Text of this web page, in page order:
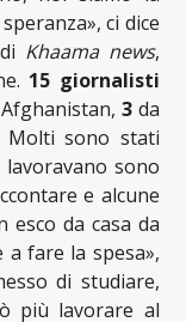
ci dice
Khaama news,
15 giornalisti
3da
Molti sono stati
lavoravano sono
e alcune
esco da casa da
fare la spesa»,
di studiare,
più lavorare al